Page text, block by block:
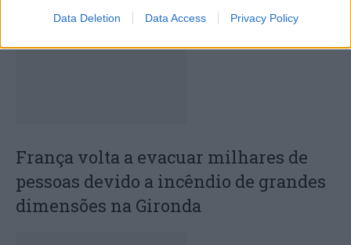
Data Deletion Data Access Privacy Policy
França volta a evacuar milhares de
pessoas devido a incêndio de grandes
dimensões na Gironda